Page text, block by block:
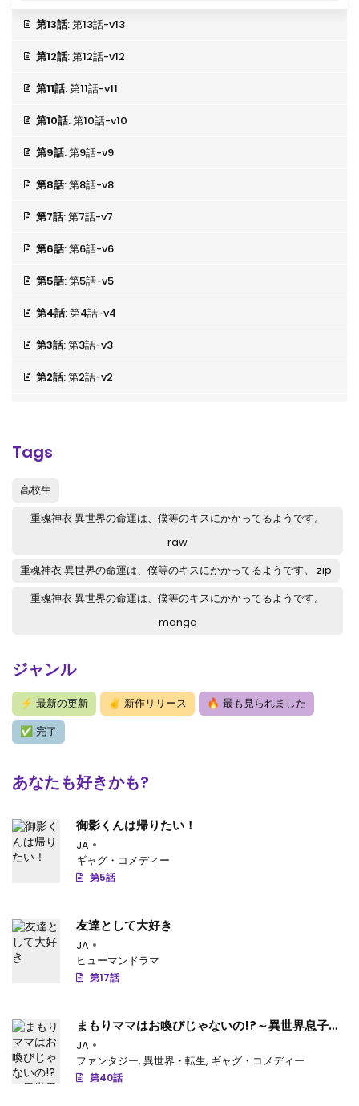
第13話: 第13話-v13
第12話: 第12話-v12
第11話: 第11話-v11
第10話: 第10話-v10
第9話: 第9話-v9
第8話: 第8話-v8
第7話: 第7話-v7
第6話: 第6話-v6
第5話: 第5話-v5
第4話: 第4話-v4
第3話: 第3話-v3
第2話: 第2話-v2
Tags
高校生
重魂神衣 異世界の命運は、僕等のキスにかかってるようです。
raw
重魂神衣 異世界の命運は、僕等のキスにかかってるようです。 zip
重魂神衣 異世界の命運は、僕等のキスにかかってるようです。
manga
ジャンル
⚡ 最新の更新 ✌ 新作リリース 🔥 最も見られました
✅ 完了
あなたも好きかも?
御影くんは帰りたい！
JA
ギャグ・コメディー
第5話
友達として大好き
JA
ヒューマンドラマ
第17話
まもりママはお喚びじゃないの!?～異世界息子反
抗記～
JA
ファンタジー, 異世界・転生, ギャグ・コメディー
第40話